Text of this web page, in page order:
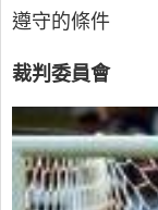
遵守的條件
裁判委員會